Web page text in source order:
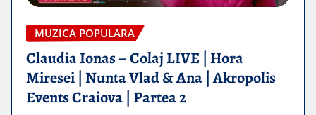
MUZICA POPULARA
Claudia Ionas – Colaj LIVE | Hora
Miresei | Nunta Vlad & Ana | Akropolis
Events Craiova | Partea 2